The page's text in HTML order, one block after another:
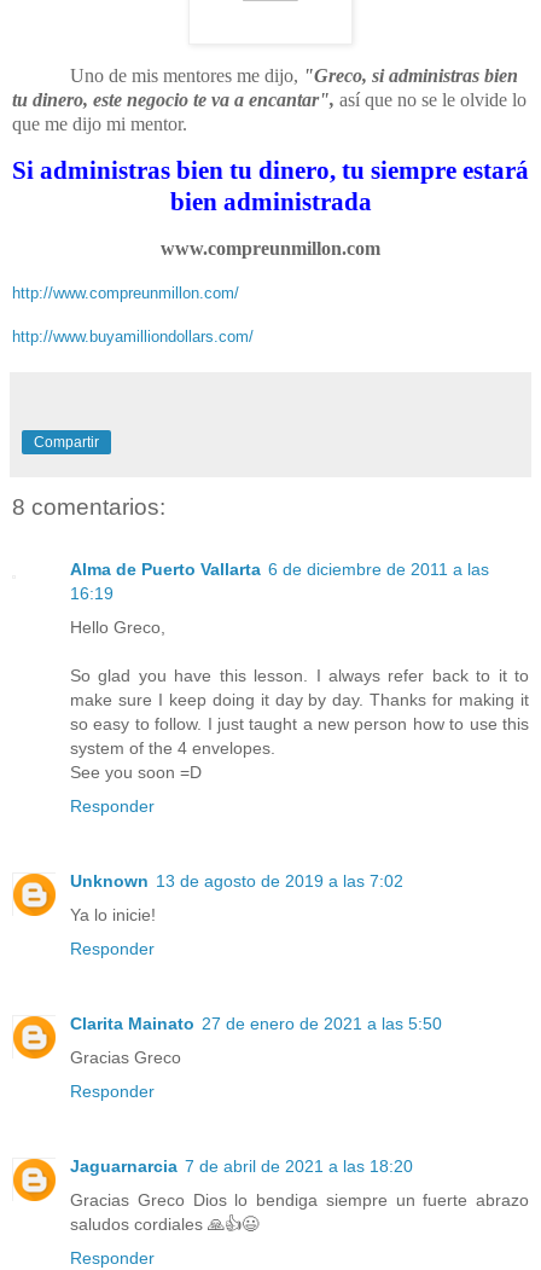
Uno de mis mentores me dijo, "Greco, si administras bien
tu dinero, este negocio te va a encantar", así que no se le olvide lo
que me dijo mi mentor.
Si administras bien tu dinero, tu siempre estará
bien administrada
www.compreunmillon.com
http://www.compreunmillon.com/
http://www.buyamilliondollars.com/
Compartir
8 comentarios:
Alma de Puerto Vallarta 6 de diciembre de 2011 a las
16:19
Hello Greco,
So glad you have this lesson. I always refer back to it to
make sure I keep doing it day by day. Thanks for making it
so easy to follow. I just taught a new person how to use this
system of the 4 envelopes.
See you soon =D
Responder
Unknown 13 de agosto de 2019 a las 7:02
Ya lo inicie!
Responder
Clarita Mainato 27 de enero de 2021 a las 5:50
Gracias Greco
Responder
Jaguarnarcia 7 de abril de 2021 a las 18:20
Gracias Greco Dios lo bendiga siempre un fuerte abrazo
saludos cordiales 🙏👍😃
Responder